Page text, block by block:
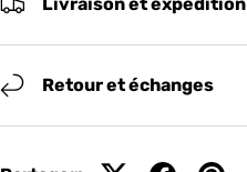
Livraison et expédition
Retour et échanges